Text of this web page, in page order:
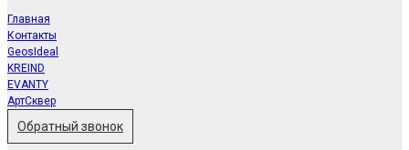
Главная
Контакты
GeosIdeal
KREIND
EVANTY
АртСквер
Обратный звонок